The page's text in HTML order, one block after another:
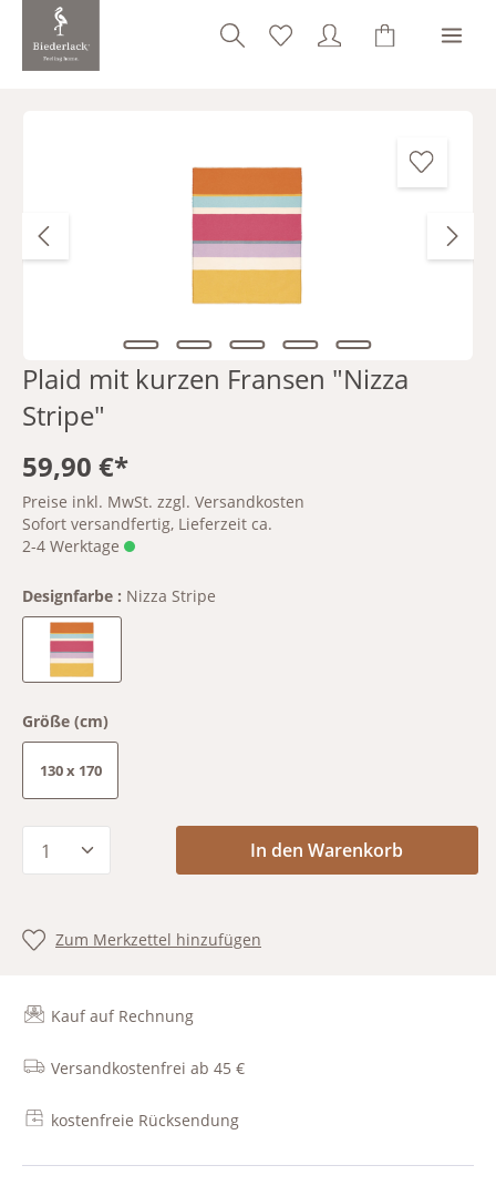
springen
Plaid mit kurzen Fransen "Nizza
Stripe"
59,90 €*
Preise inkl. MwSt. zzgl. Versandkosten
Sofort versandfertig, Lieferzeit ca.
2-4 Werktage
Designfarbe : Nizza Stripe
Nizza Stripe
Größe (cm)
130 x 170
Produkt Anzahl: Gib den gewünschten
In den Warenkorb
Zum Merkzettel hinzufügen
Kauf auf Rechnung
Versandkostenfrei ab 45 €
kostenfreie Rücksendung